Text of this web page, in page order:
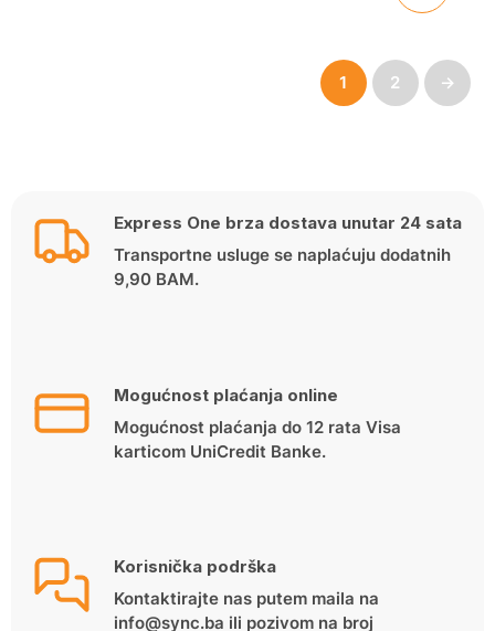
1 2 →
Express One brza dostava unutar 24 sata
Transportne usluge se naplaćuju dodatnih
9,90 BAM.
Mogućnost plaćanja online
Mogućnost plaćanja do 12 rata Visa
karticom UniCredit Banke.
Korisnička podrška
Kontaktirajte nas putem maila na
info@sync.ba ili pozivom na broj